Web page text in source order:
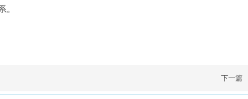
。
下一篇